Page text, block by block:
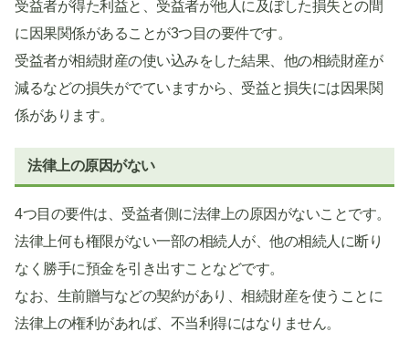
受益者が得た利益と、受益者が他人に及ぼした損失との間
に因果関係があることが3つ目の要件です。
受益者が相続財産の使い込みをした結果、他の相続財産が
減るなどの損失がでていますから、受益と損失には因果関
係があります。
法律上の原因がない
4つ目の要件は、受益者側に法律上の原因がないことです。
法律上何も権限がない一部の相続人が、他の相続人に断り
なく勝手に預金を引き出すことなどです。
なお、生前贈与などの契約があり、相続財産を使うことに
法律上の権利があれば、不当利得にはなりません。